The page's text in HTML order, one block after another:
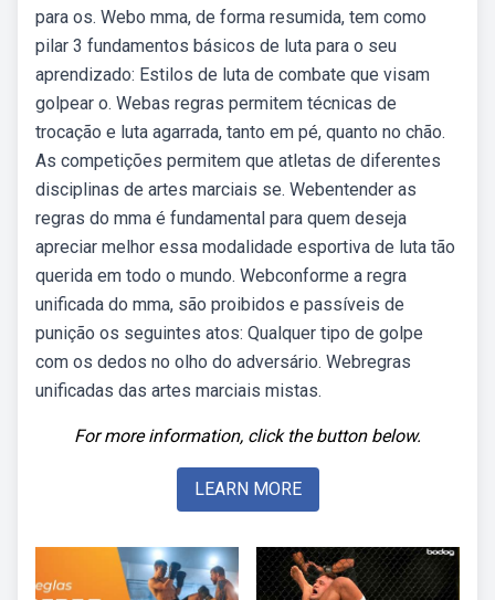
para os. Webo mma, de forma resumida, tem como
pilar 3 fundamentos básicos de luta para o seu
aprendizado: Estilos de luta de combate que visam
golpear o. Webas regras permitem técnicas de
trocação e luta agarrada, tanto em pé, quanto no chão.
As competições permitem que atletas de diferentes
disciplinas de artes marciais se. Webentender as
regras do mma é fundamental para quem deseja
apreciar melhor essa modalidade esportiva de luta tão
querida em todo o mundo. Webconforme a regra
unificada do mma, são proibidos e passíveis de
punição os seguintes atos: Qualquer tipo de golpe
com os dedos no olho do adversário. Webregras
unificadas das artes marciais mistas.
For more information, click the button below.
LEARN MORE